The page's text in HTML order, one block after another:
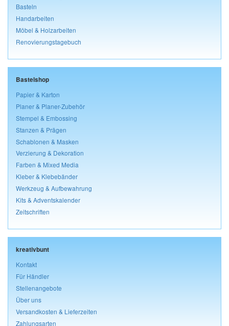
Basteln
Handarbeiten
Möbel & Holzarbeiten
Renovierungstagebuch
Bastelshop
Papier & Karton
Planer & Planer-Zubehör
Stempel & Embossing
Stanzen & Prägen
Schablonen & Masken
Verzierung & Dekoration
Farben & Mixed Media
Kleber & Klebebänder
Werkzeug & Aufbewahrung
Kits & Adventskalender
Zeitschriften
kreativbunt
Kontakt
Für Händler
Stellenangebote
Über uns
Versandkosten & Lieferzeiten
Zahlungsarten